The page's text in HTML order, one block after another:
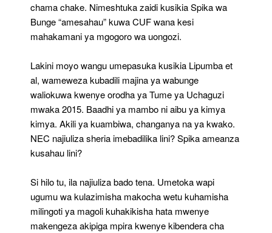
chama chake. Nimeshtuka zaidi kusikia Spika wa
Bunge “amesahau” kuwa CUF wana kesi
mahakamani ya mgogoro wa uongozi.
Lakini moyo wangu umepasuka kusikia Lipumba et
al, wameweza kubadili majina ya wabunge
waliokuwa kwenye orodha ya Tume ya Uchaguzi
mwaka 2015. Baadhi ya mambo ni aibu ya kimya
kimya. Akili ya kuambiwa, changanya na ya kwako.
NEC najiuliza sheria imebadilika lini? Spika ameanza
kusahau lini?
Si hilo tu, ila najiuliza bado tena. Umetoka wapi
ugumu wa kulazimisha makocha wetu kuhamisha
milingoti ya magoli kuhakikisha hata mwenye
makengeza akipiga mpira kwenye kibendera cha